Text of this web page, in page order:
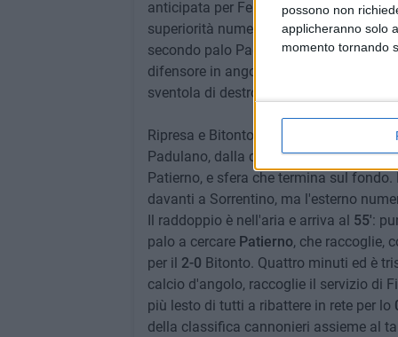
possono non
applicheranno solo
momento tornando
anticipata per Ferrara, Pomigliano in
superiorità numerica: minuto 42,
secondo palo Padulano, che ci prova
difensore in angolo; dagli sviluppi del
sventola di destro, Sorrentino si rifugia
Ripresa e Bitonto che parte fortissimo
Padulano, dalla destra dell'area di
Patierno, e sfera che termina sul
davanti a Sorrentino, ma l'esterno
Il raddoppio è nell'aria e arriva al 55':
palo a cercare Patierno, che raccoglie,
per il 2-0 Bitonto. Quattro minuti ed è
calcio d'angolo, raccoglie il servizio di
più lesto di tutti a ribattere in rete per lo
della classifica cannonieri assieme al